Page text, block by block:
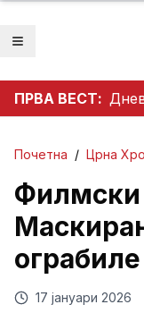
Отвори мени
ПРВА ВЕСТ:
Почетна / Црна
Филмски
17 јануари 2026